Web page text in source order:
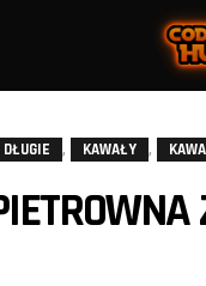
DŁUGIE , KAWAŁY ,